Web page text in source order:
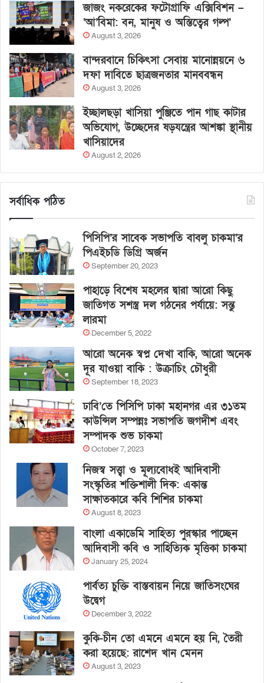
জাজং নকরেকের ফটোগ্রাফি এক্সিবিশন –
‘আ’বিমা: বন, মানুষ ও অস্তিত্বের গল্প’
August 3, 2026
বান্দরবানে চিকিৎসা সেবায় মানোন্নয়নে ৬
দফা দাবিতে ছাত্রজনতার মানববন্ধন
August 3, 2026
ইচ্ছালছড়া খাসিয়া পুঞ্জিতে পান গাছ কাটার
অভিযোগ, উচ্ছেদের ষড়যন্ত্রের আশঙ্কা স্থানীয়
খাসিয়াদের
August 2, 2026
সর্বাধিক পঠিত
পিসিপি’র সাবেক সভাপতি বাবলু চাকমা’র
পিএইচডি ডিগ্রি অর্জন
September 20, 2023
পাহাড়ে বিশেষ মহলের দ্বারা আরো কিছু
জাতিগত সশস্ত্র দল গঠনের পর্যায়ে: সন্তু
লারমা
December 5, 2022
আরো অনেক স্বপ্ন দেখা বাকি, আরো অনেক
দূর যাওয়া বাকি : উক্রাচিং চৌধুরী
September 18, 2023
ঢাবি’তে পিসিপি ঢাকা মহানগর এর ৩১তম
কাউন্সিল সম্পন্নঃ সভাপতি জগদীশ এবং
সম্পাদক শুভ চাকমা
October 7, 2023
নিজস্ব সত্ত্বা ও মূল্যবোধই আদিবাসী
সংস্কৃতির শক্তিশালী দিক: একান্ত
সাক্ষাতকারে কবি শিশির চাকমা
August 8, 2023
বাংলা একাডেমি সাহিত্য পুরস্কার পাচ্ছেন
আদিবাসী কবি ও সাহিত্যিক মৃত্তিকা চাকমা
January 25, 2024
পার্বত্য চুক্তি বাস্তবায়ন নিয়ে জাতিসংঘের
উদ্বেগ
December 3, 2022
কুকি-চীন তো এমনে এমনে হয় নি, তৈরী
করা হয়েছে: রাশেদ খান মেনন
August 3, 2023